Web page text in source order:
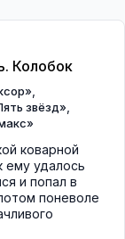
Колобок
,
звёзд»,
коварной
ему удалось
и попал в
поневоле